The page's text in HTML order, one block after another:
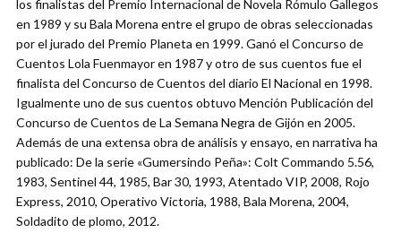
los finalistas del Premio Internacional de Novela Rómulo Gallegos
en 1989 y su Bala Morena entre el grupo de obras seleccionadas
por el jurado del Premio Planeta en 1999. Ganó el Concurso de
Cuentos Lola Fuenmayor en 1987 y otro de sus cuentos fue el
finalista del Concurso de Cuentos del diario El Nacional en 1998.
Igualmente uno de sus cuentos obtuvo Mención Publicación del
Concurso de Cuentos de La Semana Negra de Gijón en 2005.
Además de una extensa obra de análisis y ensayo, en narrativa ha
publicado: De la serie «Gumersindo Peña»: Colt Commando 5.56,
1983, Sentinel 44, 1985, Bar 30, 1993, Atentado VIP, 2008, Rojo
Express, 2010, Operativo Victoria, 1988, Bala Morena, 2004,
Soldadito de plomo, 2012.